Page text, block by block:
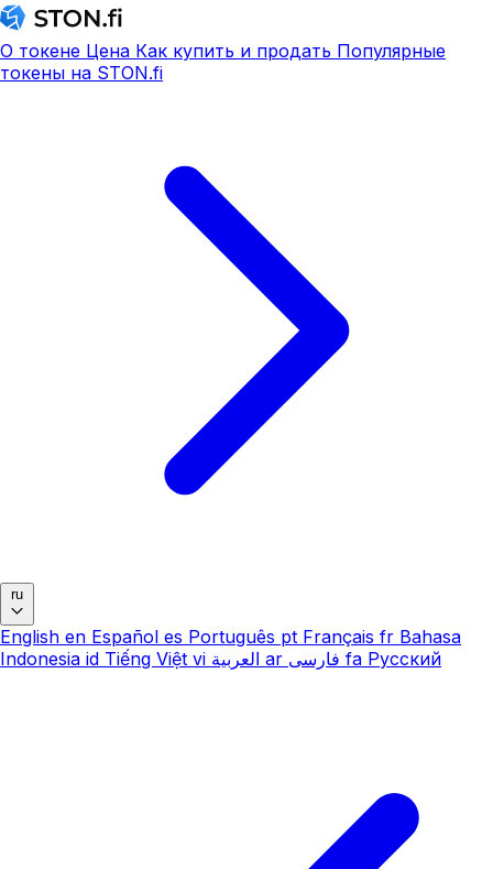
О токене Цена Как купить и продать Популярные
токены на STON.fi
ru
English en Español es Português pt Français fr Bahasa
Indonesia id Tiếng Việt vi العربية ar فارسی fa Русский